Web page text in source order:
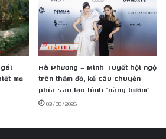
mẹ
Hà Phương – Minh Tuyết hội ngộ
trên thảm đỏ, kể câu chuyện
phía sau tạo hình “nàng bướm”
03/08/2026